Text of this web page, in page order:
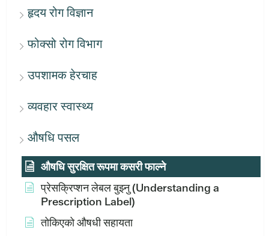
हृदय रोग विज्ञान
फोक्सो रोग विभाग
उपशामक हेरचाह
व्यवहार स्वास्थ्य
औषधि पसल
औषधि सुरक्षित रूपमा कसरी फाल्ने
प्रेसक्रिप्शन लेबल बुझ्नु (Understanding a
Prescription Label)
तोकिएको औषधी सहायता